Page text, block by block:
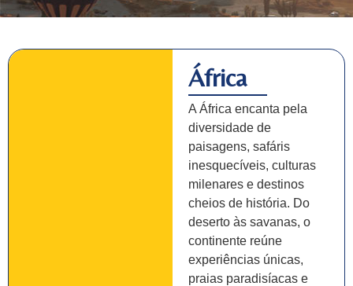
África
A África encanta pela
diversidade de
paisagens, safáris
inesquecíveis, culturas
milenares e destinos
cheios de história. Do
deserto às savanas, o
continente reúne
experiências únicas,
praias paradisíacas e